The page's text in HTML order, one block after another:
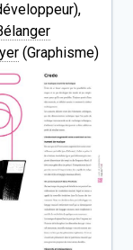
(Graphisme)